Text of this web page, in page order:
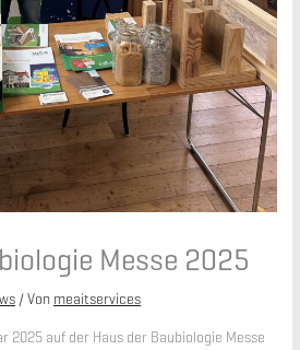
Messe 2025
/ Von meaitservices
2025 auf der Haus der Baubiologie Messe